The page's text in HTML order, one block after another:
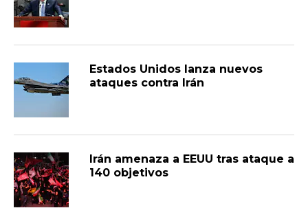
Estados Unidos lanza nuevos
ataques contra Irán
Irán amenaza a EEUU tras ataque a
140 objetivos